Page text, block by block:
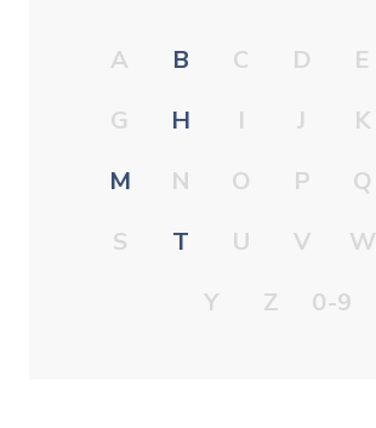
A B C D E
G
H I J K
M
N O P Q
S
T U V W
Y
Z 0-9